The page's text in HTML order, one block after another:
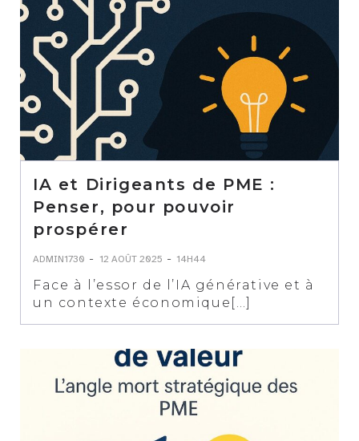
IA et Dirigeants de PME :
Penser, pour pouvoir
prospérer
ADMIN1730 - 12 AOÛT 2025 - 14H44
Face à l’essor de l’IA générative et à
un contexte économique[…]